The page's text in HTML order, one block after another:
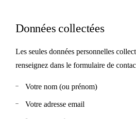
Données collectées
Les seules données personnelles
renseignez dans le formulaire de
Votre nom (ou prénom)
Votre adresse email